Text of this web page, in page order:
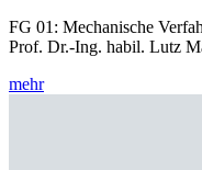
FG 01: Mechanische
Prof. Dr.-Ing. habil. Lutz
mehr